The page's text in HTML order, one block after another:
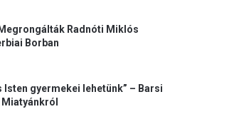
Radnóti Miklós
Borban
Isten gyermekei lehetünk” – Barsi
Miatyánkról